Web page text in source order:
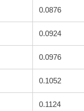
0.0876
0.0924
0.0976
0.1052
0.1124